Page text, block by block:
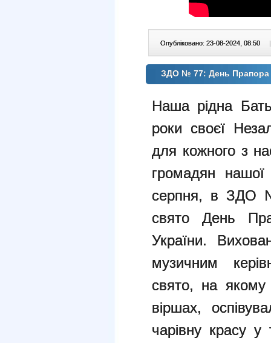
Опубліковано: 23-08-2024, 08:50 |
ЗДО № 77: День Прапора
Наша рідна
роки своєї
для кожного з
громадян нашої
серпня, в ЗДО
свято День
України.
музичним
свято, на
віршах,
чарівну красу